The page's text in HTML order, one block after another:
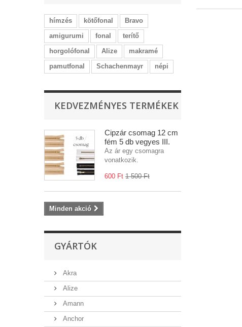
hímzés kötőfonal
Bravo
amigurumi
fonal
terítő
horgolófonal
Alize
makramé
pamutfonal
Schachenmayr népi
KEDVEZMÉNYES TERMÉKEK
Cipzár csomag 12 cm
fém 5 db vegyes III.
Az ár egy csomagra
vonatkozik.
600 Ft‎ 1 500 Ft‎
Minden akció
GYÁRTÓK
Akra
Alize
Amann
Anchor